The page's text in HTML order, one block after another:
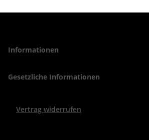
Informationen
Gesetzliche Informationen
Vertrag widerrufen